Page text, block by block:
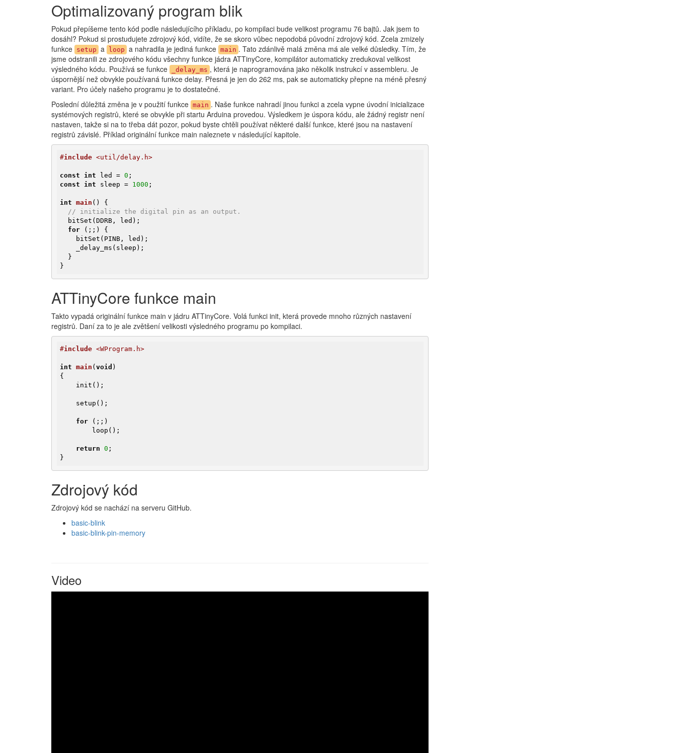
Optimalizovaný program blik
Pokud přepíšeme tento kód podle následujícího příkladu, po kompilaci bude velikost programu 76 bajtů. Jak jsem to
dosáhl? Pokud si prostudujete zdrojový kód, vidíte, že se skoro vůbec nepodobá původní zdrojový kód. Zcela zmizely
funkce setup a loop a nahradila je jediná funkce main . Tato zdánlivě malá změna má ale velké důsledky. Tím, že
jsme odstranili ze zdrojového kódu všechny funkce jádra ATTinyCore, kompilátor automaticky zredukoval velikost
výsledného kódu. Používá se funkce
_delay_ms , která je naprogramována jako několik instrukcí v assembleru. Je
úspornější než obvykle používaná funkce delay. Přesná je jen do 262 ms, pak se automaticky přepne na méně přesný
variant. Pro účely našeho programu je to dostatečné.
Poslední důležitá změna je v použití funkce main . Naše funkce nahradí jinou funkci a zcela vypne úvodní inicializace
systémových registrů, které se obvykle při startu Arduina provedou. Výsledkem je úspora kódu, ale žádný registr není
nastaven, takže si na to třeba dát pozor, pokud byste chtěli používat některé další funkce, které jsou na nastavení
registrů závislé. Příklad originální funkce main naleznete v následující kapitole.
#include <util/delay.h>
const int led = 0
const
int sleep = 1000 ;
int main ()
{
// initialize the digital pin as an output.
for (;;) {
}
ATTinyCore funkce main
Takto vypadá originální funkce main v jádru ATTinyCore. Volá funkci init, která provede mnoho různých nastavení
registrů. Daní za to je ale zvětšení velikosti výsledného programu po kompilaci.
#include <WProgram.h>
int main ( void )
{
for (;;)
return 0 ;
}
Zdrojový kód
Zdrojový kód se nachází na serveru GitHub.
basic-blink
basic-blink-pin-memory
Video